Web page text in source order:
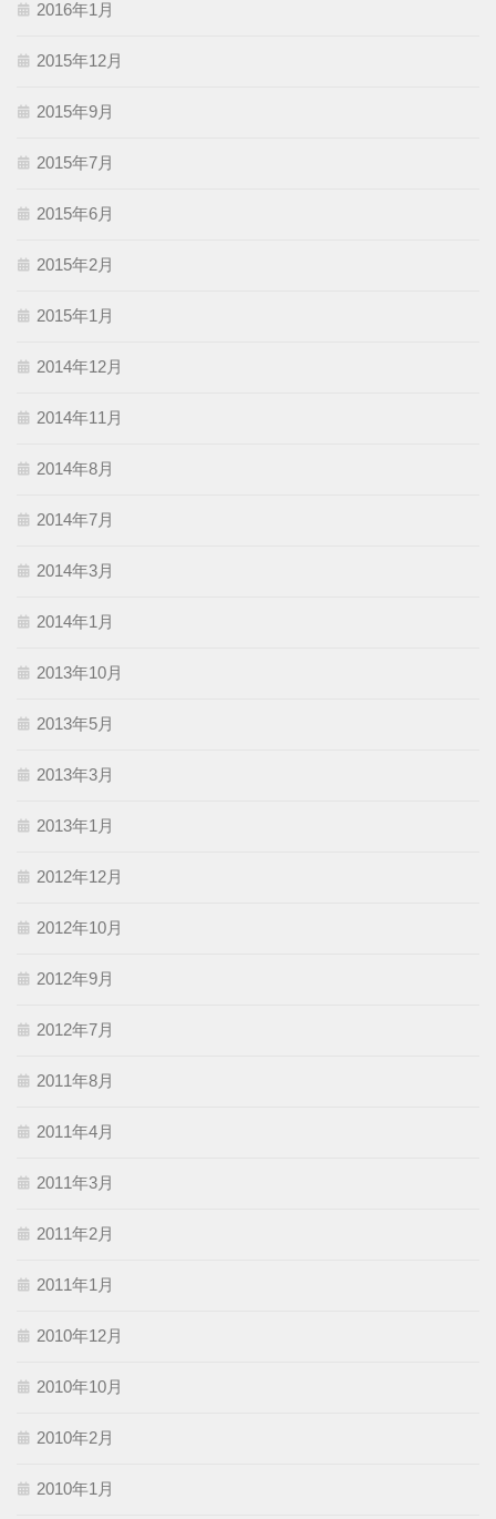
2016年1月
2015年12月
2015年9月
2015年7月
2015年6月
2015年2月
2015年1月
2014年12月
2014年11月
2014年8月
2014年7月
2014年3月
2014年1月
2013年10月
2013年5月
2013年3月
2013年1月
2012年12月
2012年10月
2012年9月
2012年7月
2011年8月
2011年4月
2011年3月
2011年2月
2011年1月
2010年12月
2010年10月
2010年2月
2010年1月